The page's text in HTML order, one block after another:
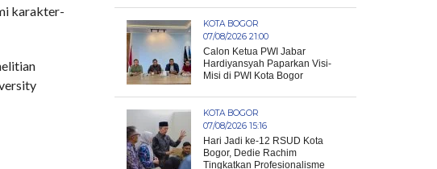
karakter-
KOTA BOGOR
07/08/2026 21:00
Calon Ketua PWI Jabar
Hardiyansyah Paparkan Visi-
Misi di PWI Kota Bogor
KOTA BOGOR
07/08/2026 15:16
Hari Jadi ke-12 RSUD Kota
Bogor, Dedie Rachim
Tingkatkan Profesionalisme